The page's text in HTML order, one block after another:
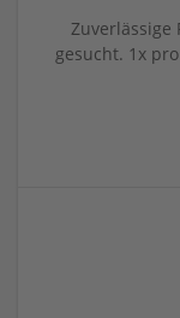
Zuverlässige
gesucht. 1x